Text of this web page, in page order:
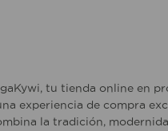
tu tienda online
experiencia de compra
la tradición,